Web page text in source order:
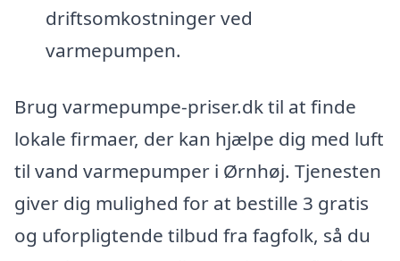
driftsomkostninger ved
varmepumpen.
Brug varmepumpe-priser.dk til at finde
lokale firmaer, der kan hjælpe dig med luft
til vand varmepumper i Ørnhøj. Tjenesten
giver dig mulighed for at bestille 3 gratis
og uforpligtende tilbud fra fagfolk, så du